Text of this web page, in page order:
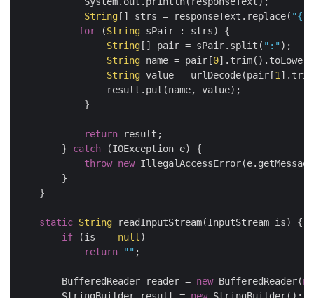
String [] strs = responseText.replace( "{"
for (String sPair : strs) {
String [] pair = sPair.split( ":" );
String name = pair[0
String value = urlDecode(pair[1
                result.put(name, value);
            }
return result;
        }
catch (IOException e) {
throw new
        }
    }
static String readInputStream(InputStream is) {
if (is == null )
return
"" ;
        BufferedReader reader =
new BufferedReader(